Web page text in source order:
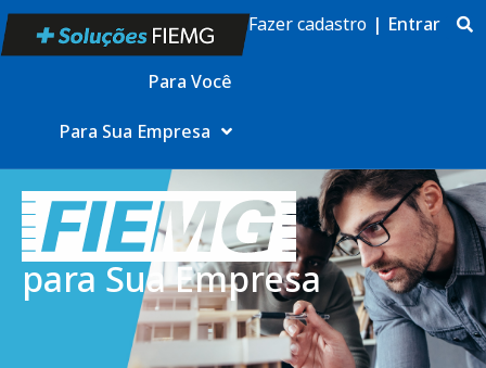
Para Você
Para Sua Empresa
Fazer cadastro | Entrar
para Sua Empresa